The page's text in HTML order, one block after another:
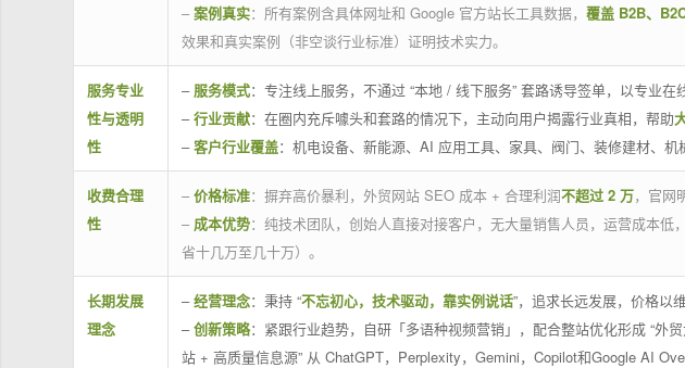
– 案例真实：所有案例含具体网址和 Google 官方站长工具数据， 覆盖 B2B、
效果和真实案例（非空谈行业标准）证明技术实力。
服务专业
性与透明
性
– 服务模式：专注线上服务，不通过 “本地 / 线下服务” 套路诱导签单，以专业
–行业贡献：在圈内充斥噱头和套路的情况下，主动向用户揭露行业真相，帮助
–客户行业覆盖：机电设备、新能源、AI 应用工具、家具、阀门、装修建材、机
收费合理
性
– 价格标准：摒弃高价暴利，外贸网站 SEO 成本 + 合理利润不超过 2 万，官网
– 成本优势：纯技术团队，创始人直接对接客户，无大量销售人员，运营成本低
省十几万至几十万）。
长期发展
理念
–经营理念：秉持 “不忘初心，技术驱动，靠实例说话”，追求长远发展，价格以
–创新策略：紧跟行业趋势，自研「多语种视频营销」，配合整站优化形成 “外
站 + 高质量信息源” 从 ChatGPT，Perplexity，Gemini，Copilot和Google AI